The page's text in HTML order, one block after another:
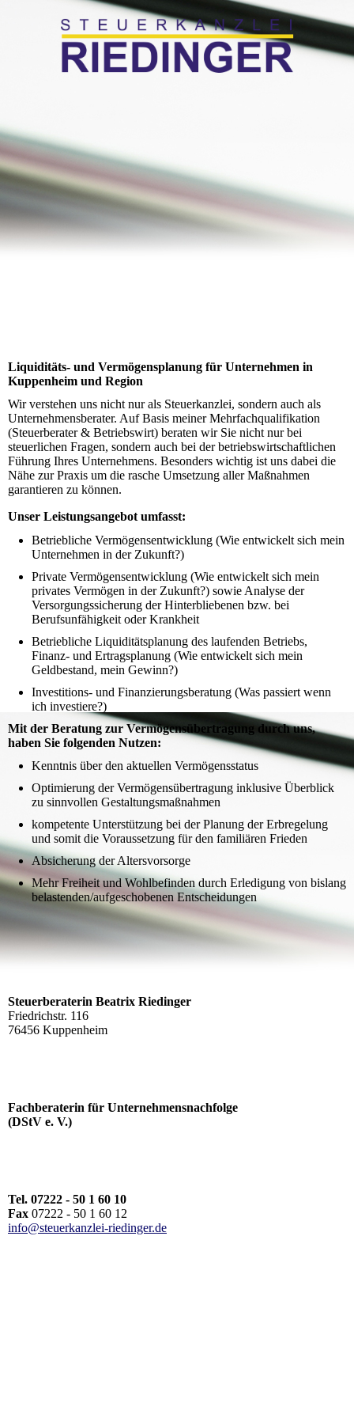
Liquiditäts- und Vermögensplanung für Unternehmen in
Kuppenheim und Region
Wir verstehen uns nicht nur als Steuerkanzlei, sondern auch als
Unternehmensberater. Auf Basis meiner Mehrfachqualifikation
(Steuerberater & Betriebswirt) beraten wir Sie nicht nur bei
steuerlichen Fragen, sondern auch bei der betriebswirtschaftlichen
Führung Ihres Unternehmens. Besonders wichtig ist uns dabei die
Nähe zur Praxis um die rasche Umsetzung aller Maßnahmen
garantieren zu können.
Unser Leistungsangebot umfasst:
Betriebliche Vermögensentwicklung (Wie entwickelt sich mein
Unternehmen in der Zukunft?)
Private Vermögensentwicklung (Wie entwickelt sich mein
privates Vermögen in der Zukunft?) sowie Analyse der
Versorgungssicherung der Hinterbliebenen bzw. bei
Berufsunfähigkeit oder Krankheit
Betriebliche Liquiditätsplanung des laufenden Betriebs,
Finanz- und Ertragsplanung (Wie entwickelt sich mein
Geldbestand, mein Gewinn?)
Investitions- und Finanzierungsberatung (Was passiert wenn
ich investiere?)
Mit der Beratung zur Vermögensübertragung durch uns,
haben Sie folgenden Nutzen:
Kenntnis über den aktuellen Vermögensstatus
Optimierung der Vermögensübertragung inklusive Überblick
zu sinnvollen Gestaltungsmaßnahmen
kompetente Unterstützung bei der Planung der Erbregelung
und somit die Voraussetzung für den familiären Frieden
Absicherung der Altersvorsorge
Mehr Freiheit und Wohlbefinden durch Erledigung von bislang
belastenden/aufgeschobenen Entscheidungen
Steuerberaterin Beatrix Riedinger
Friedrichstr. 116
76456 Kuppenheim
Fachberaterin für Unternehmensnachfolge
(DStV e. V.)
Tel. 07222 - 50 1 60 10
Fax 07222 - 50 1 60 12
info@steuerkanzlei-riedinger.de